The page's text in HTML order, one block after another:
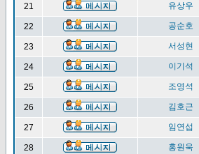
21 유상우
22 공순호
23 서성현
24 이기석
25 조영석
26 김호근
27 임연섭
28 홍원욱